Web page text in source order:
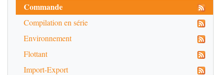
Commande
Compilation en série
Environnement
Flottant
Import-Export